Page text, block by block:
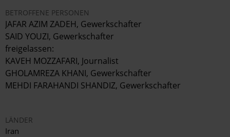
BETROFFENE PERSONEN
JAFAR AZIM ZADEH, Gewerkschafter
SAID YOUZI, Gewerkschafter
freigelassen:
KAVEH MOZZAFARI, Journalist
GHOLAMREZA KHANI, Gewerkschafter
MEHDI FARAHANDI SHANDIZ, Gewerkschafter
LÄNDER
Iran